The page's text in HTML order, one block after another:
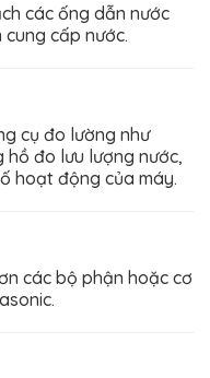
các ống dẫn nước
cấp nước.
cụ đo lường như
đo lưu lượng nước,
hoạt động của máy.
các bộ phận hoặc cơ